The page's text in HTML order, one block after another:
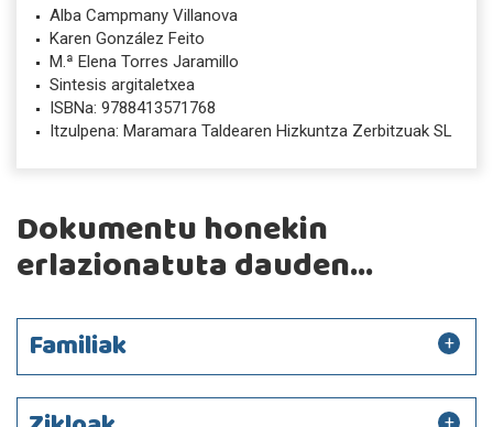
Alba Campmany Villanova
Karen González Feito
M.ª Elena Torres Jaramillo
Sintesis argitaletxea
ISBNa: 9788413571768
Itzulpena: Maramara Taldearen Hizkuntza Zerbitzuak SL
Dokumentu honekin
erlazionatuta dauden...
Familiak